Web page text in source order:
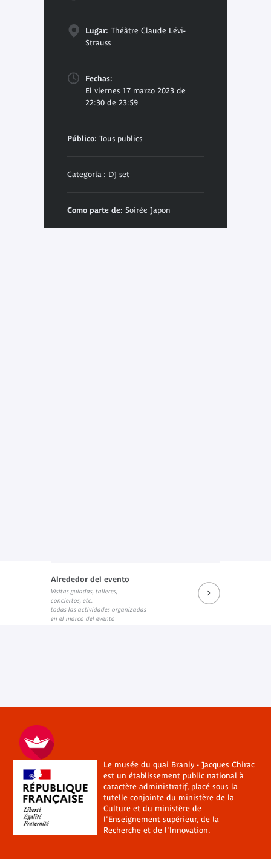
Lugar: Théâtre Claude Lévi-
Strauss
Fechas:
El viernes 17 marzo 2023 de
22:30 de 23:59
Público: Tous publics
Categoría : DJ set
Como parte de: Soirée Japon
Alrededor del evento
Visitas guiadas, talleres,
conciertos, etc.
todas las actividades organizadas
en el marco del evento
Le musée du quai Branly - Jacques Chirac
est un établissement public national à
caractère administratif, placé sous la
tutelle conjointe du ministère de la
Cultureet du ministère de
l'Enseignement supérieur, de la
Recherche et de l'Innovation.